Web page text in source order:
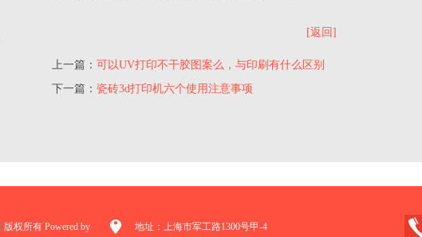
[返回]
上一篇：可以UV打印不干胶图案么，与印刷有什么区别
下一篇：瓷砖3d打印机六个使用注意事项
权所有 Powered by 地址：上海市军工路1300号甲-4